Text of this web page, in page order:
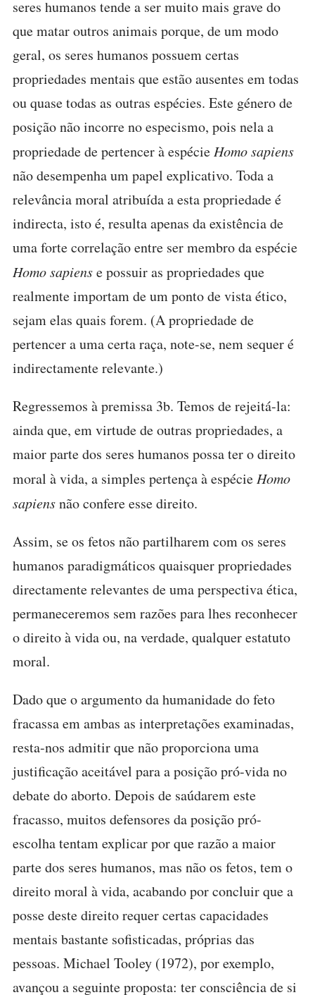
seres humanos tende a ser muito mais grave do
que matar outros animais porque, de um modo
geral, os seres humanos possuem certas
propriedades mentais que estão ausentes em todas
ou quase todas as outras espécies. Este género de
posição não incorre no especismo, pois nela a
propriedade de pertencer à espécie Homo sapiens
não desempenha um papel explicativo. Toda a
relevância moral atribuída a esta propriedade é
indirecta, isto é, resulta apenas da existência de
uma forte correlação entre ser membro da espécie
Homo sapiense possuir as propriedades que
realmente importam de um ponto de vista ético,
sejam elas quais forem. (A propriedade de
pertencer a uma certa raça, note-se, nem sequer é
indirectamente relevante.)
Regressemos à premissa 3b. Temos de rejeitá-la:
ainda que, em virtude de outras propriedades, a
maior parte dos seres humanos possa ter o direito
moral à vida, a simples pertença à espécie Homo
sapiensnão confere esse direito.
Assim, se os fetos não partilharem com os seres
humanos paradigmáticos quaisquer propriedades
directamente relevantes de uma perspectiva ética,
permaneceremos sem razões para lhes reconhecer
o direito à vida ou, na verdade, qualquer estatuto
moral.
Dado que o argumento da humanidade do feto
fracassa em ambas as interpretações examinadas,
resta-nos admitir que não proporciona uma
justificação aceitável para a posição pró-vida no
debate do aborto. Depois de saúdarem este
fracasso, muitos defensores da posição pró-
escolha tentam explicar por que razão a maior
parte dos seres humanos, mas não os fetos, tem o
direito moral à vida, acabando por concluir que a
posse deste direito requer certas capacidades
mentais bastante sofisticadas, próprias das
pessoas. Michael Tooley (1972), por exemplo,
avançou a seguinte proposta: ter consciência de si